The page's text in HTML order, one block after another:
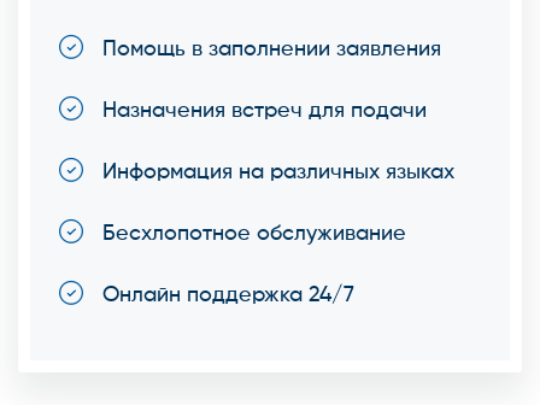
Помощь в заполнении заявления
Назначения встреч для подачи
Информация на различных языках
Бесхлопотное обслуживание
Онлайн поддержка 24/7